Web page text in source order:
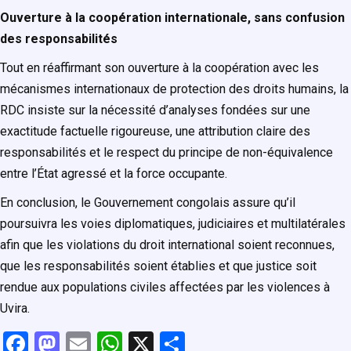
Ouverture à la coopération internationale, sans confusion
des responsabilités
Tout en réaffirmant son ouverture à la coopération avec les
mécanismes internationaux de protection des droits humains, la
RDC insiste sur la nécessité d’analyses fondées sur une
exactitude factuelle rigoureuse, une attribution claire des
responsabilités et le respect du principe de non-équivalence
entre l’État agressé et la force occupante.
En conclusion, le Gouvernement congolais assure qu’il
poursuivra les voies diplomatiques, judiciaires et multilatérales
afin que les violations du droit international soient reconnues,
que les responsabilités soient établies et que justice soit
rendue aux populations civiles affectées par les violences à
Uvira.
F
M E
W X